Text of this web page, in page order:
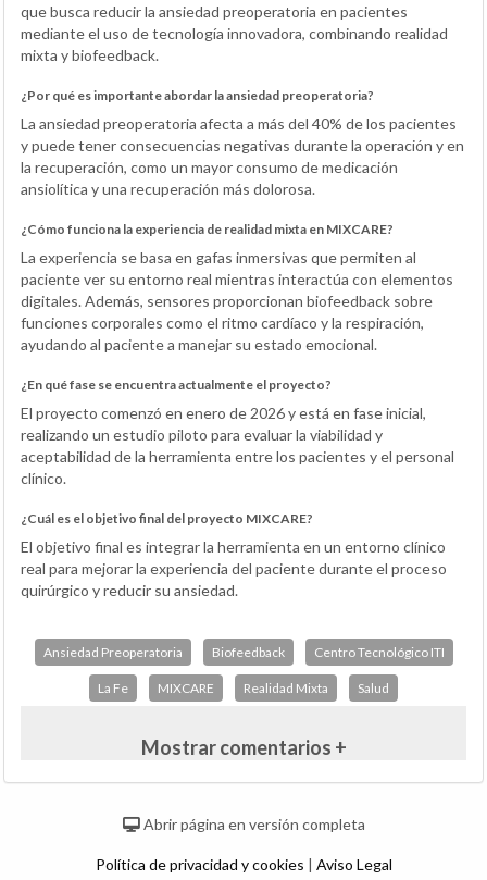
que busca reducir la ansiedad preoperatoria en pacientes
mediante el uso de tecnología innovadora, combinando realidad
mixta y biofeedback.
¿Por qué es importante abordar la ansiedad preoperatoria?
La ansiedad preoperatoria afecta a más del 40% de los pacientes
y puede tener consecuencias negativas durante la operación y en
la recuperación, como un mayor consumo de medicación
ansiolítica y una recuperación más dolorosa.
¿Cómo funciona la experiencia de realidad mixta en MIXCARE?
La experiencia se basa en gafas inmersivas que permiten al
paciente ver su entorno real mientras interactúa con elementos
digitales. Además, sensores proporcionan biofeedback sobre
funciones corporales como el ritmo cardíaco y la respiración,
ayudando al paciente a manejar su estado emocional.
¿En qué fase se encuentra actualmente el proyecto?
El proyecto comenzó en enero de 2026 y está en fase inicial,
realizando un estudio piloto para evaluar la viabilidad y
aceptabilidad de la herramienta entre los pacientes y el personal
clínico.
¿Cuál es el objetivo final del proyecto MIXCARE?
El objetivo final es integrar la herramienta en un entorno clínico
real para mejorar la experiencia del paciente durante el proceso
quirúrgico y reducir su ansiedad.
Ansiedad Preoperatoria Biofeedback Centro Tecnológico ITI
La Fe MIXCARE Realidad Mixta Salud
Mostrar comentarios +
Abrir página en versión completa
Política de privacidad y cookies | Aviso Legal